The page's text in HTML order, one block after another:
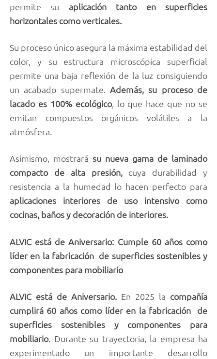
permite su aplicación tanto en superficies
horizontales como verticales.
Su proceso único asegura la máxima estabilidad del
color, y su estructura microscópica superficial
permite una baja reflexión de la luz consiguiendo
un acabado supermate. Además, su proceso de
lacado es 100% ecológico, lo que hace que no se
emitan compuestos orgánicos volátiles a la
atmósfera.
Asimismo, mostrará su nueva gama de laminado
compacto de alta presión,cuya durabilidad y
resistencia a la humedad lo hacen perfecto para
aplicaciones interiores de uso intensivo como
cocinas, baños y decoración de interiores.
ALVIC está de Aniversario: Cumple 60 años como
líder en la fabricación de superficies sostenibles y
componentes para mobiliario
ALVIC está de Aniversario. En 2025 la compañía
cumplirá 60 años como líder en la fabricación de
superficies sostenibles y componentes para
mobiliario. Durante su trayectoria, la empresa ha
experimentado un importante desarrollo